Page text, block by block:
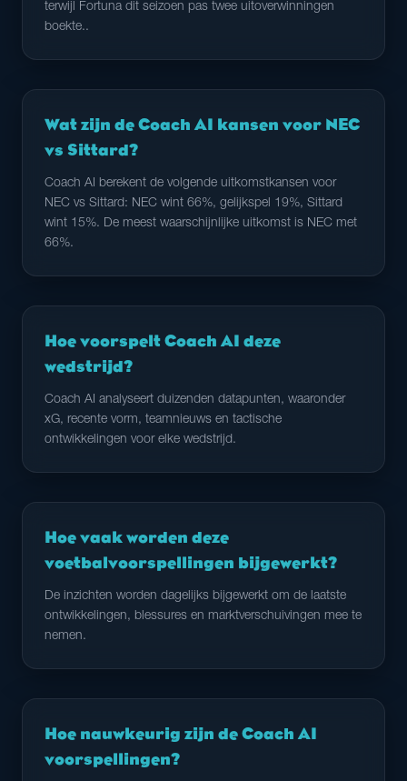
terwijl Fortuna dit seizoen pas twee uitoverwinningen
boekte..
Wat zijn de Coach AI kansen voor NEC
vs Sittard?
Coach AI berekent de volgende uitkomstkansen voor
NEC vs Sittard: NEC wint 66%, gelijkspel 19%, Sittard
wint 15%. De meest waarschijnlijke uitkomst is NEC met
66%.
Hoe voorspelt Coach AI deze
wedstrijd?
Coach AI analyseert duizenden datapunten, waaronder
xG, recente vorm, teamnieuws en tactische
ontwikkelingen voor elke wedstrijd.
Hoe vaak worden deze
voetbalvoorspellingen bijgewerkt?
De inzichten worden dagelijks bijgewerkt om de laatste
ontwikkelingen, blessures en marktverschuivingen mee te
nemen.
Hoe nauwkeurig zijn de Coach AI
voorspellingen?